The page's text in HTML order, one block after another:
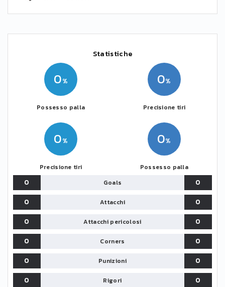
Statistiche
0
Possesso palla
0
Precisione tiri
0
Possesso palla
0
Precisione tiri
0 Goals
0
0
Attacchi
0
0
Attacchi pericolosi
0
0
Corners
0
0
Punizioni
0
0
Rigori 0